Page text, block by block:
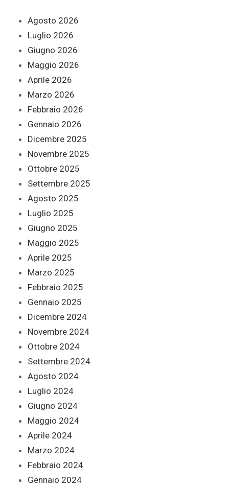
Agosto 2026
Luglio 2026
Giugno 2026
Maggio 2026
Aprile 2026
Marzo 2026
Febbraio 2026
Gennaio 2026
Dicembre 2025
Novembre 2025
Ottobre 2025
Settembre 2025
Agosto 2025
Luglio 2025
Giugno 2025
Maggio 2025
Aprile 2025
Marzo 2025
Febbraio 2025
Gennaio 2025
Dicembre 2024
Novembre 2024
Ottobre 2024
Settembre 2024
Agosto 2024
Luglio 2024
Giugno 2024
Maggio 2024
Aprile 2024
Marzo 2024
Febbraio 2024
Gennaio 2024